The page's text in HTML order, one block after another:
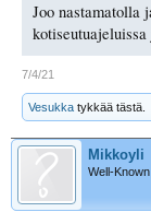
Joo nastamatolla
7/4/21
Vesukka tykkää tästä.
Mikkoyli
Well-